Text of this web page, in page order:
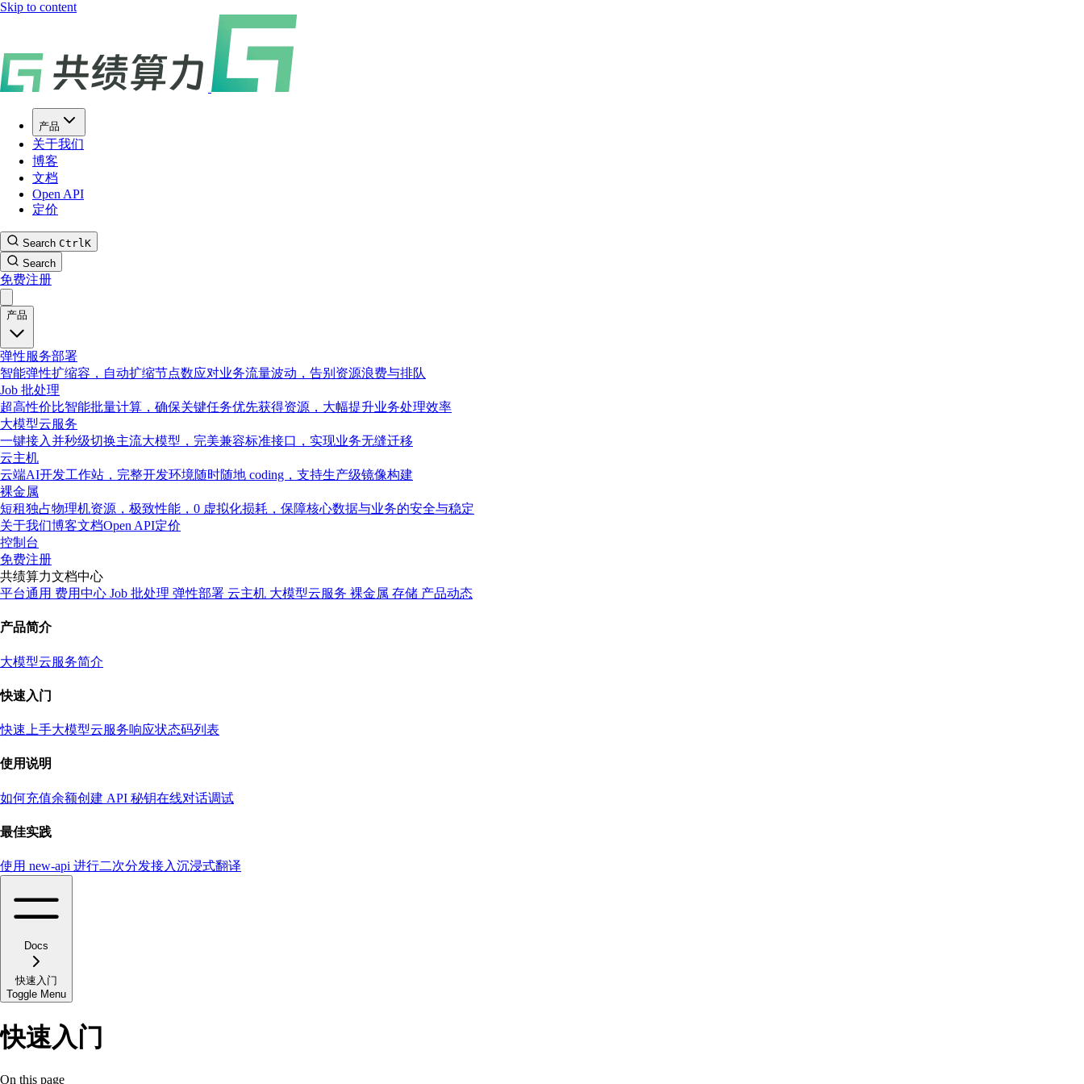
Skip to content
产品
关于我们
博客
文档
Open API
定价
Search CtrlK
Search
免费注册
产品
弹性服务部署
智能弹性扩缩容，自动扩缩节点数应对业务流量波动，告别资源浪费与排队
Job 批处理
超高性价比智能批量计算，确保关键任务优先获得资源，大幅提升业务处理效率
大模型云服务
一键接入并秒级切换主流大模型，完美兼容标准接口，实现业务无缝迁移
云主机
云端AI开发工作站，完整开发环境随时随地 coding，支持生产级镜像构建
裸金属
短租独占物理机资源，极致性能，0 虚拟化损耗，保障核心数据与业务的安全与稳定
关于我们博客文档Open API定价
控制台
免费注册
共绩算力文档中心
平台通用 费用中心 Job 批处理 弹性部署 云主机 大模型云服务 裸金属 存储 产品动态
产品简介
大模型云服务简介
快速入门
快速上手大模型云服务响应状态码列表
使用说明
如何充值余额创建 API 秘钥在线对话调试
最佳实践
使用 new-api 进行二次分发接入沉浸式翻译
Docs
快速入门
Toggle Menu
快速入门
On this page